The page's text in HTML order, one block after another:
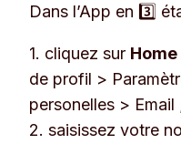
Dans l’App en 3️⃣
1. cliquez sur Home
de profil >
personelles > Email
2. saisissez votre